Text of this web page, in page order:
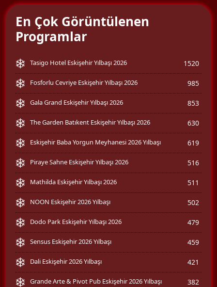
En Çok Görüntülenen
Programlar
Tasigo Hotel Eskişehir Yılbaşı 2026 1520
Fosforlu Cevriye Eskişehir Yılbaşı 2026 985
Gala Grand Eskişehir Yılbaşı 2026 853
The Garden Batıkent Eskişehir Yılbaşı 2026 630
Eskişehir Baba Yorgun Meyhanesi 2026 Yılbaşı 619
Piraye Sahne Eskişehir Yılbaşı 2026 516
Mathilda Eskişehir Yılbaşı 2026 511
NOON Eskişehir 2026 Yılbaşı 502
Dodo Park Eskişehir Yılbaşı 2026 479
Sensus Eskişehir 2026 Yılbaşı 459
Dali Eskişehir 2026 Yılbaşı 421
Grande Arte & Pivot Pub Eskişehir 2026 Yılbaşı 382